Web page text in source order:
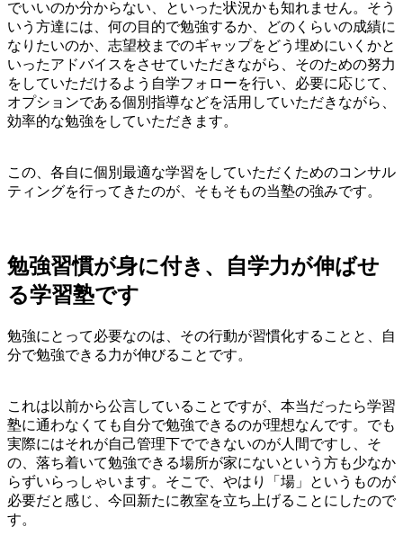
でいいのか分からない、といった状況かも知れません。そう
いう方達には、何の目的で勉強するか、どのくらいの成績に
なりたいのか、志望校までのギャップをどう埋めにいくかと
いったアドバイスをさせていただきながら、そのための努力
をしていただけるよう自学フォローを行い、必要に応じて、
オプションである個別指導などを活用していただきながら、
効率的な勉強をしていただきます。
この、各自に個別最適な学習をしていただくためのコンサル
ティングを行ってきたのが、そもそもの当塾の強みです。
勉強習慣が身に付き、自学力が伸ばせ
る学習塾です
勉強にとって必要なのは、その行動が習慣化することと、自
分で勉強できる力が伸びることです。
これは以前から公言していることですが、本当だったら学習
塾に通わなくても自分で勉強できるのが理想なんです。でも
実際にはそれが自己管理下でできないのが人間ですし、そ
の、落ち着いて勉強できる場所が家にないという方も少なか
らずいらっしゃいます。そこで、やはり「場」というものが
必要だと感じ、今回新たに教室を立ち上げることにしたので
す。